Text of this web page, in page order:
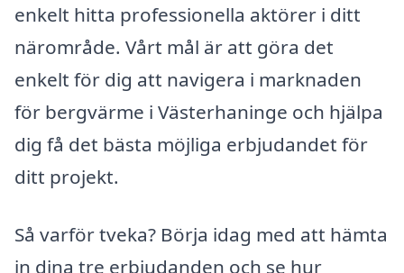
enkelt hitta professionella aktörer i ditt
närområde. Vårt mål är att göra det
enkelt för dig att navigera i marknaden
för bergvärme i Västerhaninge och hjälpa
dig få det bästa möjliga erbjudandet för
ditt projekt.
Så varför tveka? Börja idag med att hämta
in dina tre erbjudanden och se hur